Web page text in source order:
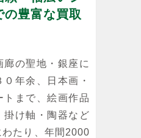
の豊富な買取
廊の聖地・銀座に
年余、日本画・
トまで、絵画作品
掛け軸・陶器など
たり、年間2000